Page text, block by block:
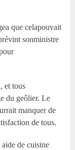
que celapouvait
sonministre
et tous
du geôlier. Le
manquer de
de tous.
de cuisine